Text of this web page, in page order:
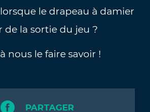
le drapeau à damier
la sortie du jeu ?
nous le faire savoir !
PARTAGER